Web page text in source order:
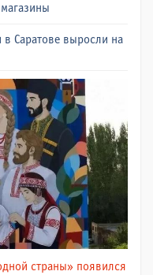
Саратове выросли на
страны» появился